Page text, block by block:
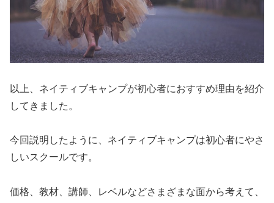
以上、ネイティブキャンプが初心者におすすめ理由を紹介
してきました。
今回説明したように、ネイティブキャンプは初心者にやさ
しいスクールです。
価格、教材、講師、レベルなどさまざまな面から考えて、